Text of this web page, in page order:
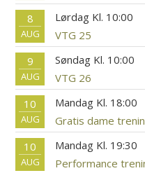
8
AUG
Lørdag Kl. 10:00
VTG 25
9
AUG
Søndag Kl. 10:00
VTG 26
10
AUG
Mandag Kl. 18:00
Gratis dame
10
AUG
Mandag Kl. 19:30
Performance